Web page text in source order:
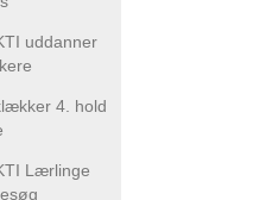
uddanner
4. hold
Lærlinge